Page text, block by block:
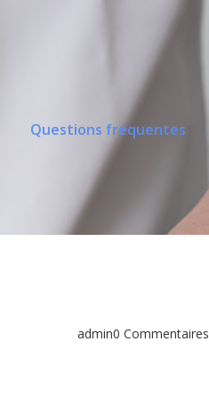
Questions fréquentes
0 Commentaires
admin